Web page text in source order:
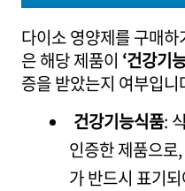
다이소 영양제를 구매
은 해당 제품이 ‘건강기
증을 받았는지 여부입니
건강기능식품:
인증한 제품으로
가 반드시 표기